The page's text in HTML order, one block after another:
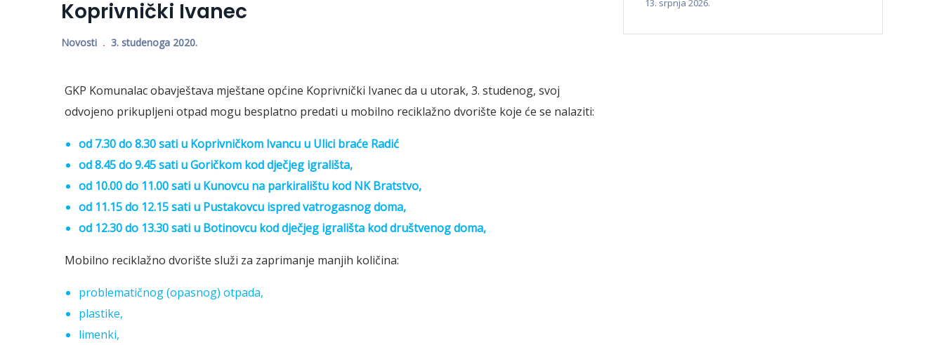
Koprivnički Ivanec
Novosti 3. studenoga 2020.
GKP Komunalac obavještava mještane općine Koprivnički Ivanec da u utorak, 3. studenog, svoj
odvojeno prikupljeni otpad mogu besplatno predati u mobilno reciklažno dvorište koje će se nalaziti:
od 7.30 do 8.30 sati u Koprivničkom Ivancu u Ulici braće Radić
od 8.45 do 9.45 sati u Goričkom kod dječjeg igrališta,
od 10.00 do 11.00 sati u Kunovcu na parkiralištu kod NK Bratstvo,
od 11.15 do 12.15 sati u Pustakovcu ispred vatrogasnog doma,
od 12.30 do 13.30 sati u Botinovcu kod dječjeg igrališta kod društvenog doma,
Mobilno reciklažno dvorište služi za zaprimanje manjih količina:
problematičnog (opasnog) otpada,
plastike,
limenki,
13. srpnja 2026.